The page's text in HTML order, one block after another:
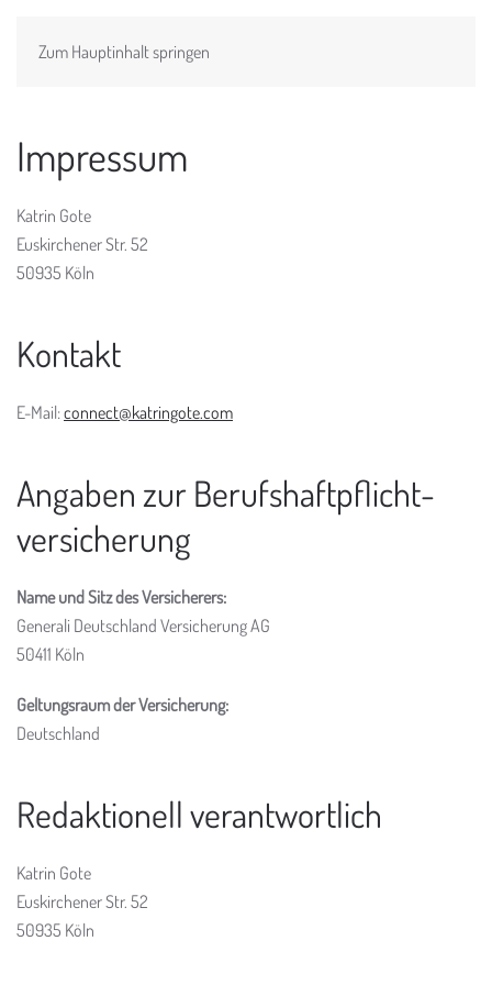
Zum Hauptinhalt springen
Katrin Gote
Impressum
Katrin Gote
Euskirchener Str. 52
50935 Köln
Kontakt
E-Mail:connect@katringote.com
Angaben zur Berufs­haftpflicht­
versicherung
Name und Sitz des Versicherers:
Generali Deutschland Versicherung AG
50411 Köln
Geltungsraum der Versicherung:
Deutschland
Redaktionell verantwortlich
Katrin Gote
Euskirchener Str. 52
50935 Köln